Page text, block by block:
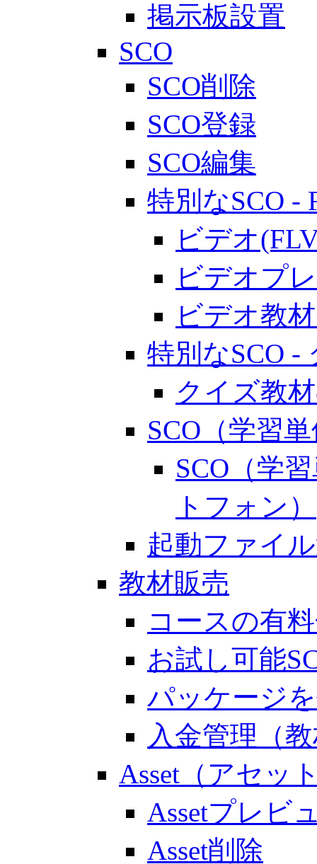
掲示板設置
SCO
SCO削除
SCO登録
SCO編集
特別なSCO -
ビデオ
ビデオプ
ビデオ教
特別なSCO -
クイズ教
SCO（学習
SCO（学
トフォン）
起動ファイ
教材販売
コースの有
お試し可能
パッケージ
入金管理（
Asset（アセッ
Assetプレビ
Asset削除